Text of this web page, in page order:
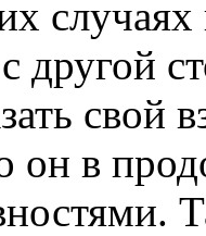
другой
свой
он в